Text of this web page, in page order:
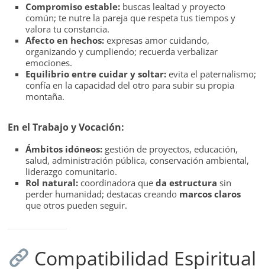
Compromiso estable: buscas lealtad y proyecto
común; te nutre la pareja que respeta tus tiempos y
valora tu constancia.
Afecto en hechos: expresas amor cuidando,
organizando y cumpliendo; recuerda verbalizar
emociones.
Equilibrio entre cuidar y soltar: evita el paternalismo;
confía en la capacidad del otro para subir su propia
montaña.
En el Trabajo y Vocación:
Ámbitos idóneos: gestión de proyectos, educación,
salud, administración pública, conservación ambiental,
liderazgo comunitario.
Rol natural: coordinadora queda estructura sin
perder humanidad; destacas creando marcos claros
que otros pueden seguir.
Compatibilidad Espiritual